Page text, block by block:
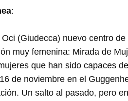
:
(Giudecca) nuevo centro
muy femenina: Mirada de
que han sido capaces
de noviembre en el
Un salto al pasado, pero